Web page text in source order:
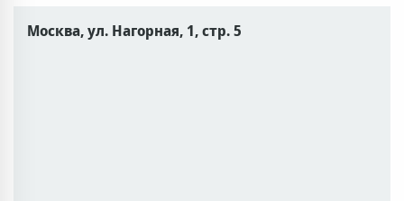
Москва, ул. Нагорная, 1, стр. 5